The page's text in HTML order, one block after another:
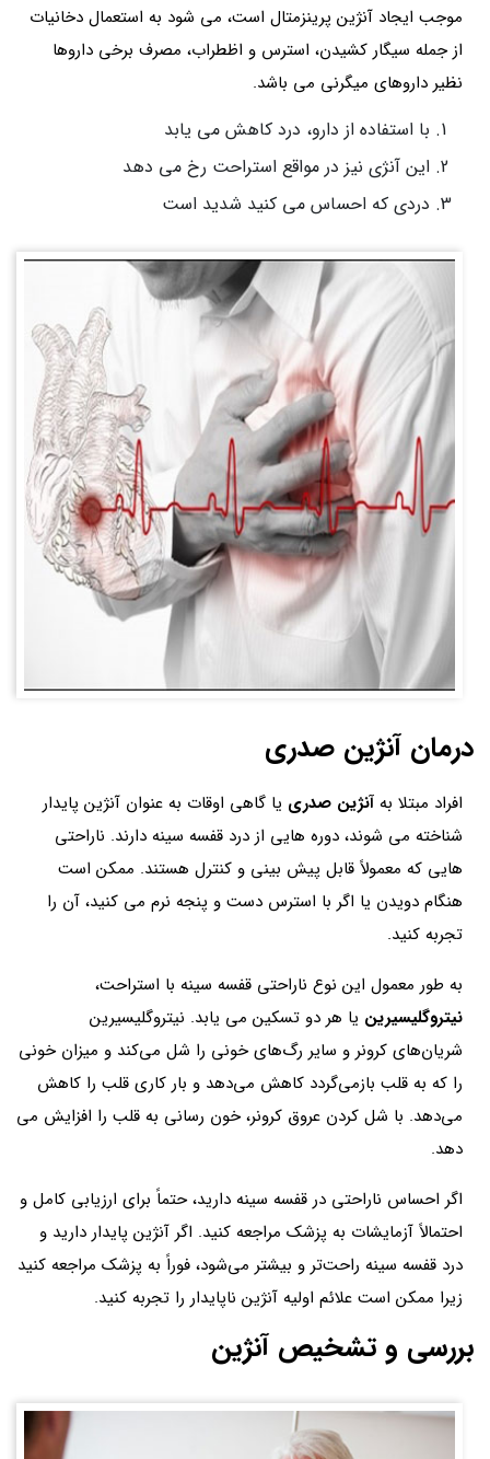
موجب ایجاد آنژین پرینزمتال است، می شود به استعمال دخانیات
از جمله سیگار کشیدن، استرس و اظطراب، مصرف برخی داروها
نظیر داروهای میگرنی می باشد.
با استفاده از دارو، درد کاهش می یابد
این آنژی نیز در مواقع استراحت رخ می دهد
دردی که احساس می کنید شدید است
درمان آنژین صدری
افراد مبتلا به آنژین صدری یا گاهی اوقات به عنوان آنژین پایدار
شناخته می شوند، دوره هایی از درد قفسه سینه دارند. ناراحتی
هایی که معمولاً قابل پیش بینی و کنترل هستند. ممکن است
هنگام دویدن یا اگر با استرس دست و پنجه نرم می کنید، آن را
تجربه کنید.
به طور معمول این نوع ناراحتی قفسه سینه با استراحت،
نیتروگلیسیرین یا هر دو تسکین می یابد. نیتروگلیسیرین
شریان‌های کرونر و سایر رگ‌های خونی را شل می‌کند و میزان خونی
را که به قلب بازمی‌گردد کاهش می‌دهد و بار کاری قلب را کاهش
می‌دهد. با شل کردن عروق کرونر، خون رسانی به قلب را افزایش می
دهد.
اگر احساس ناراحتی در قفسه سینه دارید، حتماً برای ارزیابی کامل و
احتمالاً آزمایشات به پزشک مراجعه کنید. اگر آنژین پایدار دارید و
درد قفسه سینه راحت‌تر و بیشتر می‌شود، فوراً به پزشک مراجعه کنید
زیرا ممکن است علائم اولیه آنژین ناپایدار را تجربه کنید.
بررسی و تشخیص آنژین